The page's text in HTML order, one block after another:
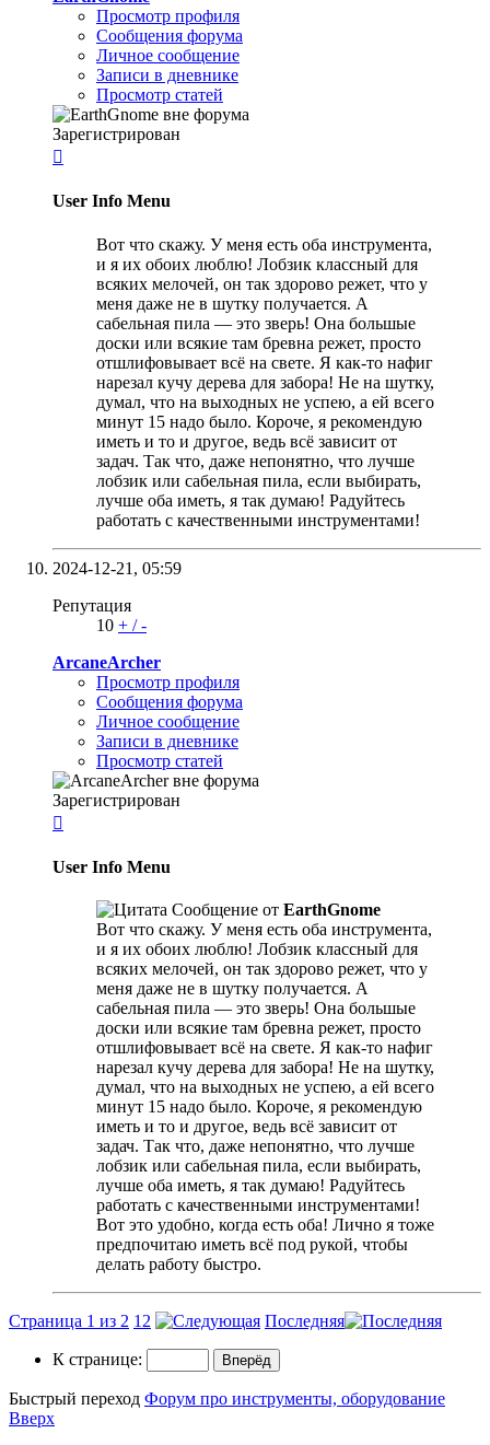
Просмотр профиля
Сообщения форума
Личное сообщение
Записи в дневнике
Просмотр статей
Зарегистрирован

User Info Menu
Вот что скажу. У меня есть оба инструмента,
и я их обоих люблю! Лобзик классный для
всяких мелочей, он так здорово режет, что у
меня даже не в шутку получается. А
сабельная пила — это зверь! Она большые
доски или всякие там бревна режет, просто
отшлифовывает всё на свете. Я как-то нафиг
нарезал кучу дерева для забора! Не на шутку,
думал, что на выходных не успею, а ей всего
минут 15 надо было. Короче, я рекомендую
иметь и то и другое, ведь всё зависит от
задач. Так что, даже непонятно, что лучше
лобзик или сабельная пила, если выбирать,
лучше оба иметь, я так думаю! Радуйтесь
работать с качественными инструментами!
2024-12-21, 05:59
Репутация
10 + /-
ArcaneArcher
Просмотр профиля
Сообщения форума
Личное сообщение
Записи в дневнике
Просмотр статей
Зарегистрирован

User Info Menu
Сообщение от EarthGnome
Вот что скажу. У меня есть оба инструмента,
и я их обоих люблю! Лобзик классный для
всяких мелочей, он так здорово режет, что у
меня даже не в шутку получается. А
сабельная пила — это зверь! Она большые
доски или всякие там бревна режет, просто
отшлифовывает всё на свете. Я как-то нафиг
нарезал кучу дерева для забора! Не на шутку,
думал, что на выходных не успею, а ей всего
минут 15 надо было. Короче, я рекомендую
иметь и то и другое, ведь всё зависит от
задач. Так что, даже непонятно, что лучше
лобзик или сабельная пила, если выбирать,
лучше оба иметь, я так думаю! Радуйтесь
работать с качественными инструментами!
Вот это удобно, когда есть оба! Лично я тоже
предпочитаю иметь всё под рукой, чтобы
делать работу быстро.
Страница 1 из 2 1 2 Последняя
К странице:
Быстрый переход Форум про инструменты, оборудование
Вверх